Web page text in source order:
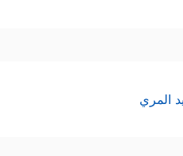
المري